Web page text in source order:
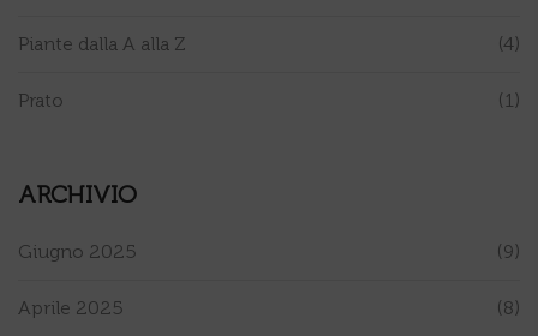
Piante dalla A alla Z (4)
Prato (1)
ARCHIVIO
Giugno 2025 (9)
Aprile 2025 (8)